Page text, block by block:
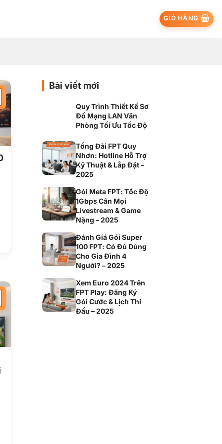
GIỎ HÀNG
Bài viết mới
Quy Trình Thiết Kế Sơ
Đồ Mạng LAN Văn
Phòng Tối Ưu Tốc Độ
Tổng Đài FPT Quy
Nhơn: Hotline Hỗ Trợ
Kỹ Thuật & Lắp Đặt –
2025
Gói Meta FPT: Tốc Độ
1Gbps Cân Mọi
Livestream & Game
Nặng – 2025
Đánh Giá Gói Super
100 FPT: Có Đủ Dùng
Cho Gia Đình 4
Người? – 2025
Xem Euro 2024 Trên
FPT Play: Đăng Ký
Gói Cước & Lịch Thi
Đấu – 2025